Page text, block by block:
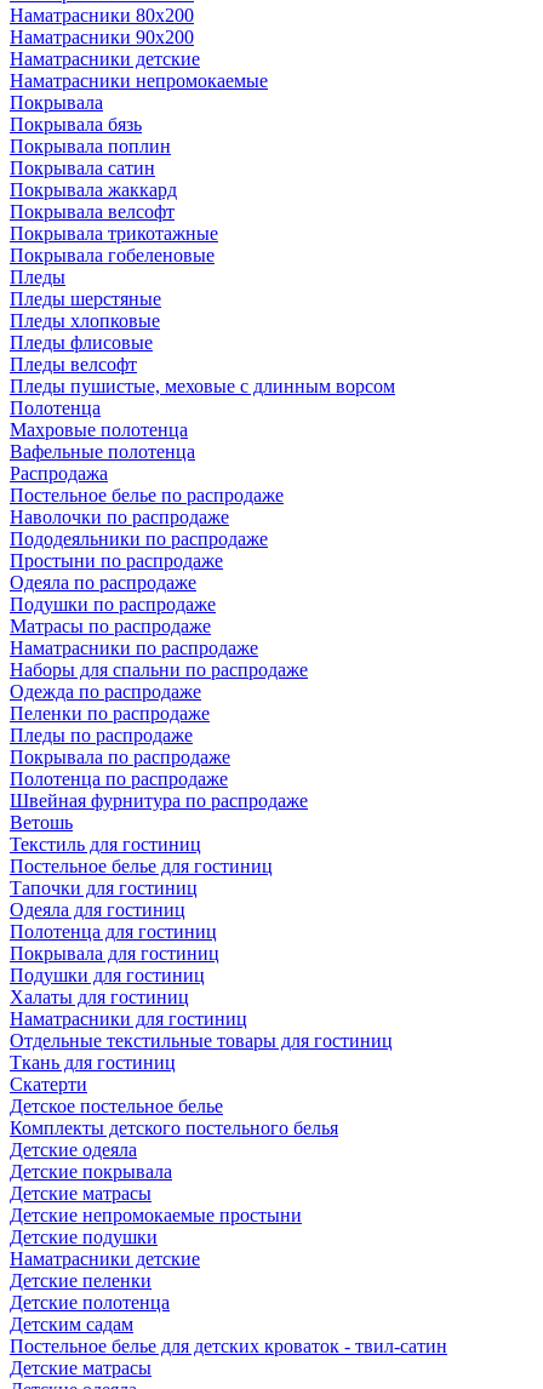
Наматрасники 80х200
Наматрасники 90х200
Наматрасники детские
Наматрасники непромокаемые
Покрывала
Покрывала бязь
Покрывала поплин
Покрывала сатин
Покрывала жаккард
Покрывала велсофт
Покрывала трикотажные
Покрывала гобеленовые
Пледы
Пледы шерстяные
Пледы хлопковые
Пледы флисовые
Пледы велсофт
Пледы пушистые, меховые с длинным ворсом
Полотенца
Махровые полотенца
Вафельные полотенца
Распродажа
Постельное белье по распродаже
Наволочки по распродаже
Пододеяльники по распродаже
Простыни по распродаже
Одеяла по распродаже
Подушки по распродаже
Матрасы по распродаже
Наматрасники по распродаже
Наборы для спальни по распродаже
Одежда по распродаже
Пеленки по распродаже
Пледы по распродаже
Покрывала по распродаже
Полотенца по распродаже
Швейная фурнитура по распродаже
Ветошь
Текстиль для гостиниц
Постельное белье для гостиниц
Тапочки для гостиниц
Одеяла для гостиниц
Полотенца для гостиниц
Покрывала для гостиниц
Подушки для гостиниц
Халаты для гостиниц
Наматрасники для гостиниц
Отдельные текстильные товары для гостиниц
Ткань для гостиниц
Скатерти
Детское постельное белье
Комплекты детского постельного белья
Детские одеяла
Детские покрывала
Детские матрасы
Детские непромокаемые простыни
Детские подушки
Наматрасники детские
Детские пеленки
Детские полотенца
Детским садам
Постельное белье для детских кроваток - твил-сатин
Детские матрасы